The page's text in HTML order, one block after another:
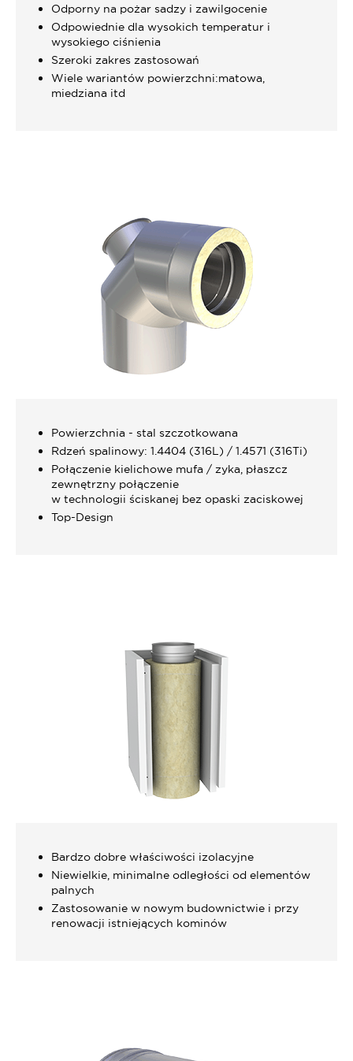
Odporny na pożar sadzy i zawilgocenie
Odpowiednie dla wysokich temperatur i
wysokiego ciśnienia
Szeroki zakres zastosowań
Wiele wariantów powierzchni:matowa,
miedziana itd
Powierzchnia - stal szczotkowana
Rdzeń spalinowy: 1.4404 (316L) / 1.4571 (316Ti)
Połączenie kielichowe mufa / zyka, płaszcz
zewnętrzny połączenie
w technologii ściskanej bez opaski zaciskowej
Top-Design
Bardzo dobre właściwości izolacyjne
Niewielkie, minimalne odległości od elementów
palnych
Zastosowanie w nowym budownictwie i przy
renowacji istniejących kominów